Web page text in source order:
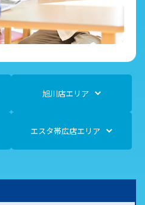
旭川店エリア
エスタ帯広店エリア